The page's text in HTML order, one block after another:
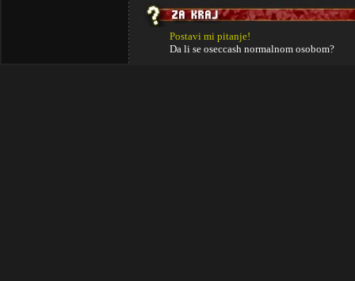
Postavi mi pitanje!
Da li se oseccash normalnom osobom?